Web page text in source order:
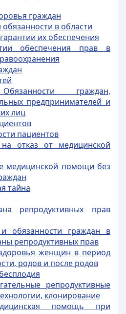
граждан
обязанности в области
их обеспечения
обеспечения прав в
граждан,
предпринимателей и
лиц
пациентов
отказ от медицинской
медицинской помощи без
тайна
репродуктивных прав
обязанности граждан в
репродуктивных прав
женщин в период
родов и после родов
репродуктивные
клонирование
помощь при